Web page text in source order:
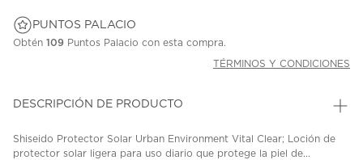
PUNTOS PALACIO
Obtén 109 Puntos Palacio con esta compra.
TÉRMINOS Y CONDICIONES
DESCRIPCIÓN DE PRODUCTO
Shiseido Protector Solar Urban Environment Vital Clear; Loción de
protector solar ligera para uso diario que protege la piel de...